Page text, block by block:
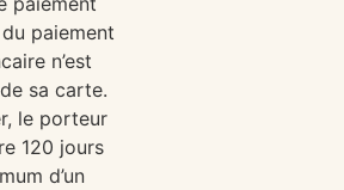
paiement
n’est
sa carte.
le porteur
120 jours
d’un